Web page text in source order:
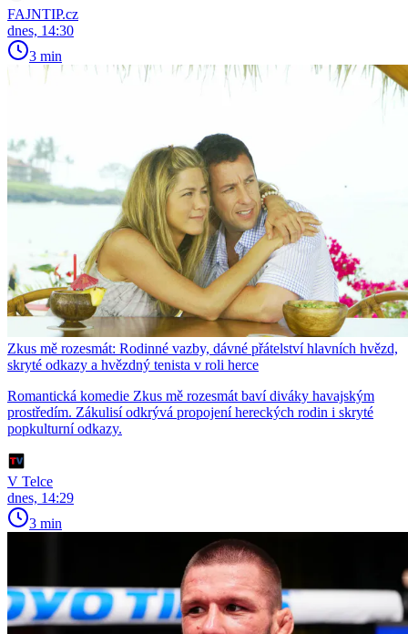
FAJNTIP.cz
dnes, 14:30
3 min
Zkus mě rozesmát: Rodinné vazby, dávné přátelství hlavních hvězd,
skryté odkazy a hvězdný tenista v roli herce
Romantická komedie Zkus mě rozesmát baví diváky havajským
prostředím. Zákulisí odkrývá propojení hereckých rodin i skryté
popkulturní odkazy.
V Telce
dnes, 14:29
3 min